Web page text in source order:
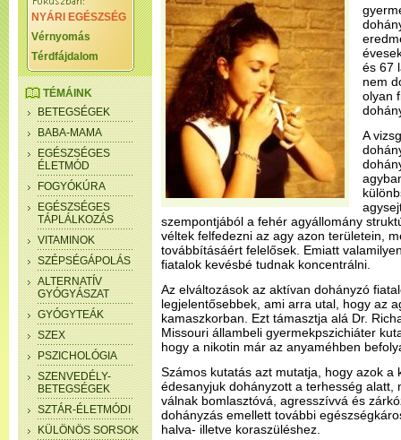
NYÁRI EGÉSZSÉG
Vérnyomás
Térdfájdalom
TÉMÁINK
BETEGSÉGEK
BABA-MAMA
EGÉSZSÉGES
ÉLETMÓD
FOGYÓKÚRA
EGÉSZSÉGES
TÁPLÁLKOZÁS
VITAMINOK
SZÉPSÉGÁPOLÁS
ALTERNATÍV
GYÓGYÁSZAT
GYÓGYTEÁK
SZEX
PSZICHOLÓGIA
SZENVEDÉLY-
BETEGSÉGEK
SZTÁR-ÉLETMÓDI
KÜLÖNÖS SORSOK
és 67
nem
olyan
A
szempontjából a fehér agyállomány
véltek felfedezni az agy azon területein,
továbbításáért felelősek. Emiatt
fiatalok kevésbé tudnak koncentrálni.
Az elváltozások az aktívan dohányzó
legjelentősebbek, ami arra utal, hogy az
kamaszkorban. Ezt támasztja alá Dr.
Missouri állambeli gyermekpszichiáter
hogy a nikotin már az anyaméhben
Számos kutatás azt mutatja, hogy azok a
édesanyjuk dohányzott a terhesség alatt,
válnak bomlasztóvá, agresszívvá és
dohányzás emellett további
halva- illetve koraszüléshez.